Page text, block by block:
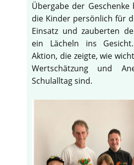
Übergabe der Geschenke
die Kinder persönlich für
Einsatz und zauberten
ein Lächeln ins
Aktion, die zeigte, wie
Wertschätzung und
Schulalltag sind.